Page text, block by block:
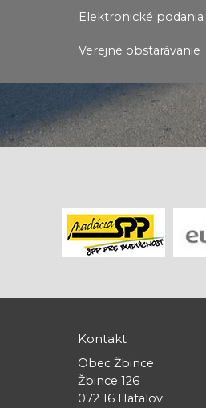
Elektronické podania
Verejné obstarávanie
Kontakt
Obec Žbince
Žbince 126
072 16 Hatalov